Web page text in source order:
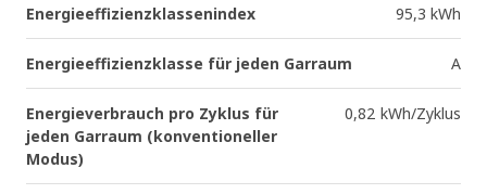
Energieeffizienzklassenindex 95,3 kWh
Energieeffizienzklasse für jeden Garraum A
Energieverbrauch pro Zyklus für
jeden Garraum (konventioneller
Modus)
0,82 kWh/Zyklus